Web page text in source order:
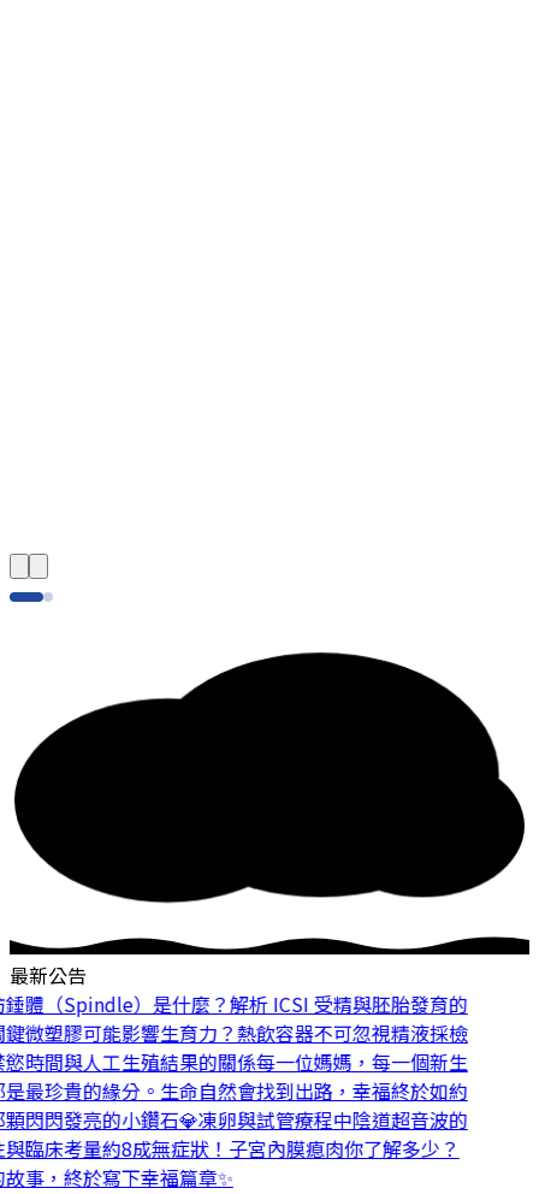
最新公告
體（Spindle）是什麼？解析 ICSI 受精與胚胎發育的
微塑膠可能影響生育力？熱飲容器不可忽視精液採檢
時間與人工生殖結果的關係每一位媽媽，每一個新生
最珍貴的緣分。 生命自然會找到出路，幸福終於如約
閃閃發亮的小鑽石💎凍卵與試管療程中陰道超音波的
臨床考量約8成無症狀！子宮內膜瘜肉你了解多少？
事，終於寫下幸福篇章✨